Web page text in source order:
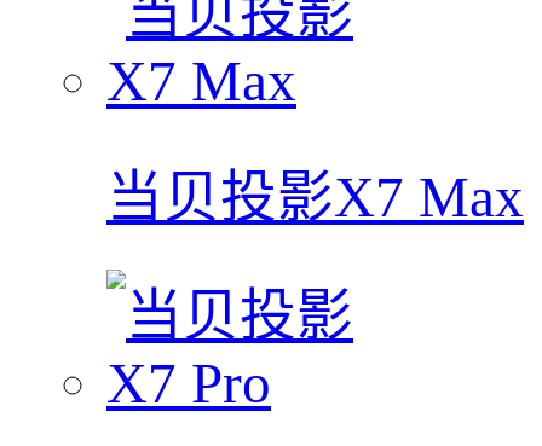
当贝投影X7 Max